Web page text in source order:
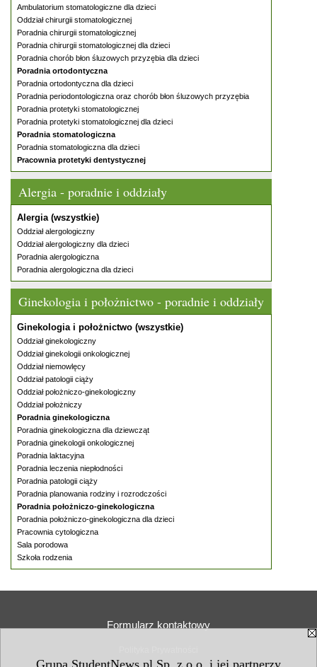
Grupa StudentNews.pl Sp. z o.o. i jej partnerzy
Ambulatorium stomatologiczne dla dzieci
Oddział chirurgii stomatologicznej
Poradnia chirurgii stomatologicznej
Poradnia chirurgii stomatologicznej dla dzieci
Poradnia chorób błon śluzowych przyzębia dla dzieci
Poradnia ortodontyczna
Poradnia ortodontyczna dla dzieci
Poradnia periodontologiczna oraz chorób błon śluzowych przyzębia
Poradnia protetyki stomatologicznej
Poradnia protetyki stomatologicznej dla dzieci
Poradnia stomatologiczna
Poradnia stomatologiczna dla dzieci
Pracownia protetyki dentystycznej
Alergia - poradnie i oddziały
Alergia (wszystkie)
Oddział alergologiczny
Oddział alergologiczny dla dzieci
Poradnia alergologiczna
Poradnia alergologiczna dla dzieci
Ginekologia i położnictwo - poradnie i oddziały
Ginekologia i położnictwo (wszystkie)
Oddział ginekologiczny
Oddział ginekologii onkologicznej
Oddział niemowlęcy
Oddział patologii ciąży
Oddział położniczo-ginekologiczny
Oddział położniczy
Poradnia ginekologiczna
Poradnia ginekologiczna dla dziewcząt
Poradnia ginekologii onkologicznej
Poradnia laktacyjna
Poradnia leczenia niepłodności
Poradnia patologii ciąży
Poradnia planowania rodziny i rozrodczości
Poradnia położniczo-ginekologiczna
Poradnia położniczo-ginekologiczna dla dzieci
Pracownia cytologiczna
Sala porodowa
Szkoła rodzenia
Formularz kontaktowy